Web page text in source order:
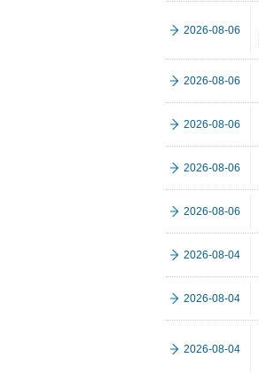
2026-08-06
2026-08-06
2026-08-06
2026-08-06
2026-08-06
2026-08-04
2026-08-04
2026-08-04